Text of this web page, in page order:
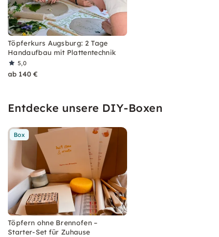
Töpferkurs Augsburg: 2 Tage
Handaufbau mit Plattentechnik
5,0
ab 140 €
Entdecke unsere DIY-Boxen
Box
Töpfern ohne Brennofen –
Starter-Set für Zuhause